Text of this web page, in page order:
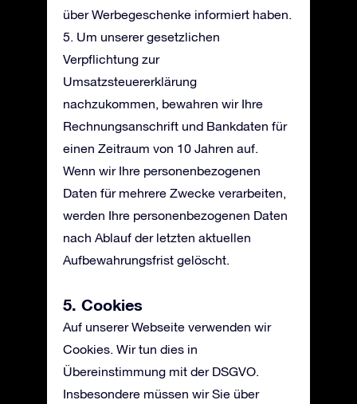
über Werbegeschenke informiert haben.
5. Um unserer gesetzlichen
Verpflichtung zur
Umsatzsteuererklärung
nachzukommen, bewahren wir Ihre
Rechnungsanschrift und Bankdaten für
einen Zeitraum von 10 Jahren auf.
Wenn wir Ihre personenbezogenen
Daten für mehrere Zwecke verarbeiten,
werden Ihre personenbezogenen Daten
nach Ablauf der letzten aktuellen
Aufbewahrungsfrist gelöscht.
5. Cookies
Auf unserer Webseite verwenden wir
Cookies. Wir tun dies in
Übereinstimmung mit der DSGVO.
Insbesondere müssen wir Sie über